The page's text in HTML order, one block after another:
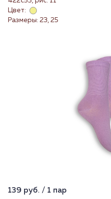
Цвет:
Размеры: 23, 25
139 руб. / 1 пар